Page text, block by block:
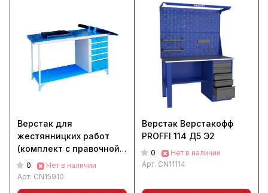
Верстак для
жестянницких работ
(комплект с правочной
плитой и оправкой)
0
Нет в наличии
Арт. CN15910
Верстак Верстакофф
PROFFI 114 Д5 Э2
0
Нет в наличии
Арт. CN11114